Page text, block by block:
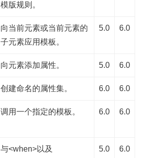
模版规则。
向当前元素或当前元素的
子元素应用模板。
5.0 6.0
向元素添加属性。 5.0 6.0
创建命名的属性集。 6.0 6.0
调用一个指定的模板。 6.0 6.0
与<when>以及
5.0 6.0